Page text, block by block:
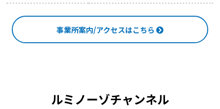
事業所案内/アクセスはこちら
ルミノーゾチャンネル